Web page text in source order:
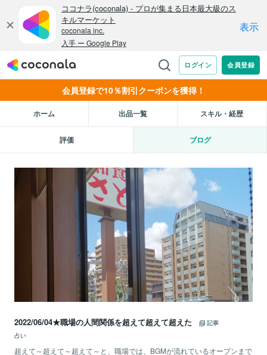
会員登録で10％割引クーポンを獲得！
ホーム 出品一覧 スキル・経歴
評価 ブログ
2022/06/04★職場の人間関係を超えて超えて超えた
記事
占い
超えて～超えて～超えて～と、職場では、BGMが流れているオープンまで